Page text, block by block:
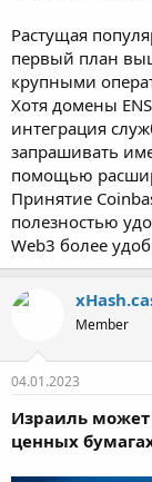
Растущая
первый план
крупными
Хотя домены
интеграция
запрашивать
помощью
Принятие
полезностью
Web3 более
Member
04.01.2023
Израиль может
ценных